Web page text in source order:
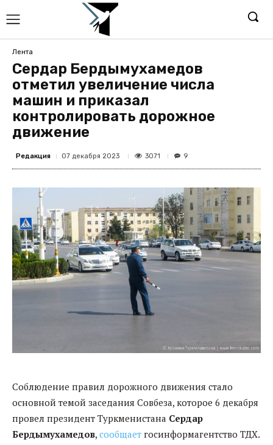
Лента
Сердар Бердымухамедов
отметил увеличение числа
машин и приказал
контролировать дорожное
движение
Редакция 07 декабря 2023 3071 9
Соблюдение правил дорожного движения стало
основной темой заседания Совбеза, которое 6 декабря
провел президент Туркменистана Сердар
Бердымухамедов, сообщает госинформагентство ТДХ.